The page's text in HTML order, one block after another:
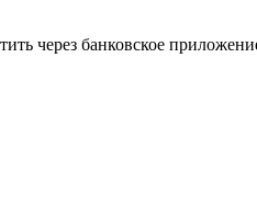
через банковское